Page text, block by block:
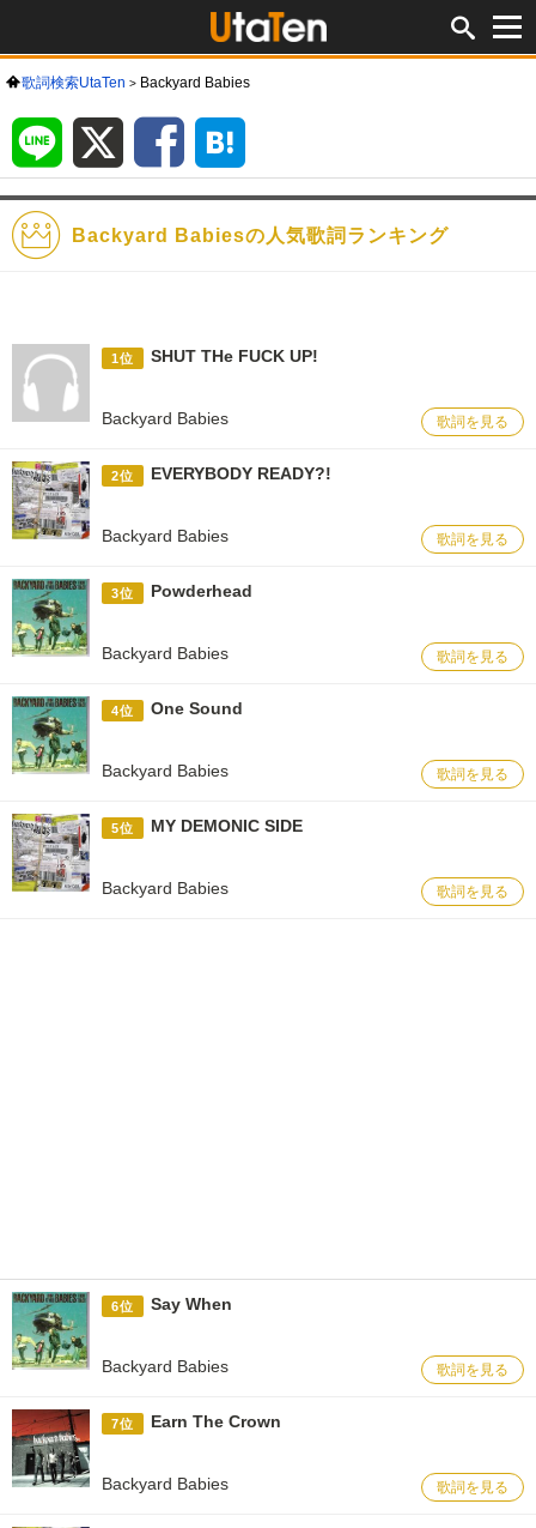
歌詞検索UtaTen Backyard Babies
LINE Facebook
ク
ー
Backyard Babiesの人気歌詞ランキング
1位 SHUT THe FUCK UP!
Backyard Babies 歌詞を見る
2位 EVERYBODY READY?!
Backyard Babies 歌詞を見る
3位 Powderhead
Backyard Babies 歌詞を見る
4位 One Sound
Backyard Babies 歌詞を見る
5位 MY DEMONIC SIDE
Backyard Babies 歌詞を見る
6位 Say When
Backyard Babies 歌詞を見る
7位 Earn The Crown
Backyard Babies 歌詞を見る